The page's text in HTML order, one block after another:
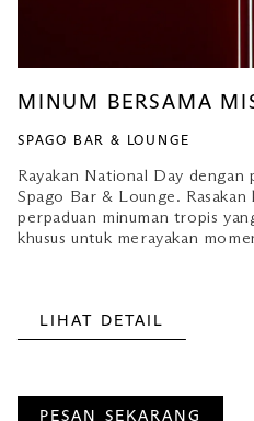
MINUM BERSAMA
SPAGO BAR & LOUNGE
Rayakan National Day dengan
Spago Bar & Lounge. Rasakan
perpaduan minuman tropis
khusus untuk merayakan
LIHAT DETAIL
PESAN SEKARANG